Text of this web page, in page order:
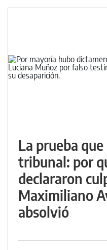
La prueba
tribunal: por
declararon
Maximiliano
absolvió